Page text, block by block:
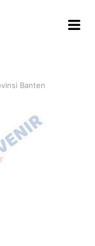
Banten